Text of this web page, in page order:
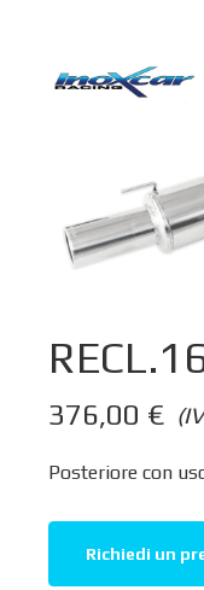
376,00 €
Posteriore con
Richiedi un